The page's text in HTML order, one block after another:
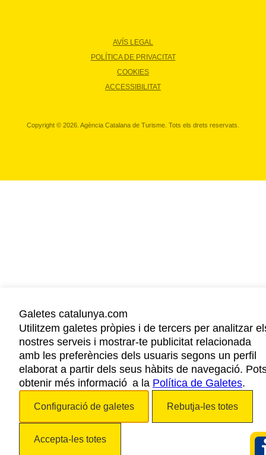
AVÍS LEGAL
POLÍTICA DE PRIVACITAT
COOKIES
ACCESSIBILITAT
Copyright © 2026. Agència Catalana de Turisme. Tots els drets reservats.
Galetes catalunya.com
Utilitzem galetes pròpies i de tercers per analitzar
nostres serveis i mostrar-te publicitat relacionada
amb les preferències dels usuaris segons un perfil
elaborat a partir dels seus hàbits de navegació.
obtenir més informació a la Política de Galetes.
Configuració de galetes Rebutja-les totes
Accepta-les totes